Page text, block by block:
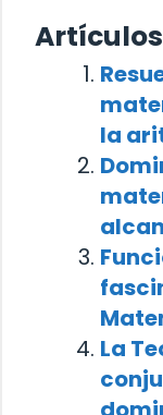
la
La